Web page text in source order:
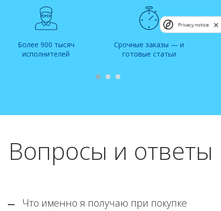
Более 900 тысяч
исполнителей
Срочные заказы — и
готовые статьи
Вопросы и ответы
Что именно я получаю при покупке
Privacy notice